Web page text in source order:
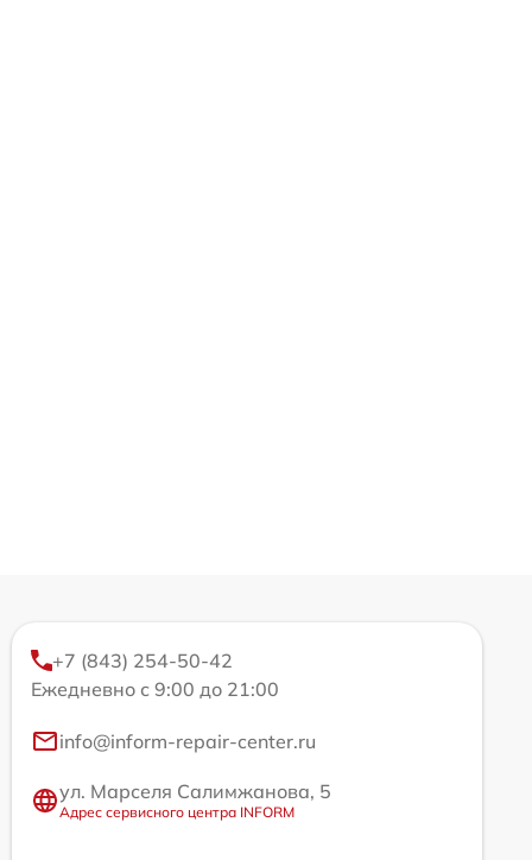
+7 (843) 254-50-42
Ежедневно с 9:00 до 21:00
info@inform-repair-center.ru
ул. Марселя Салимжанова, 5
Адрес сервисного центра INFORM